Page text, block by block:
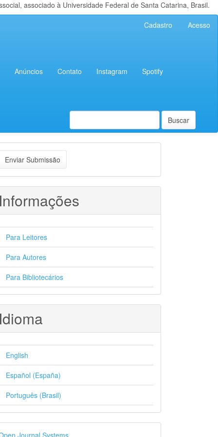
associado à Universidade Federal de Santa Catarina, Brasil.
Cadastro Acesso
Anúncios Contato Instagram Spotify
Buscar
Enviar Submissão
Para Leitores
Para Autores
Para Bibliotecários
English
Español (España)
Português (Brasil)
Journal Systems